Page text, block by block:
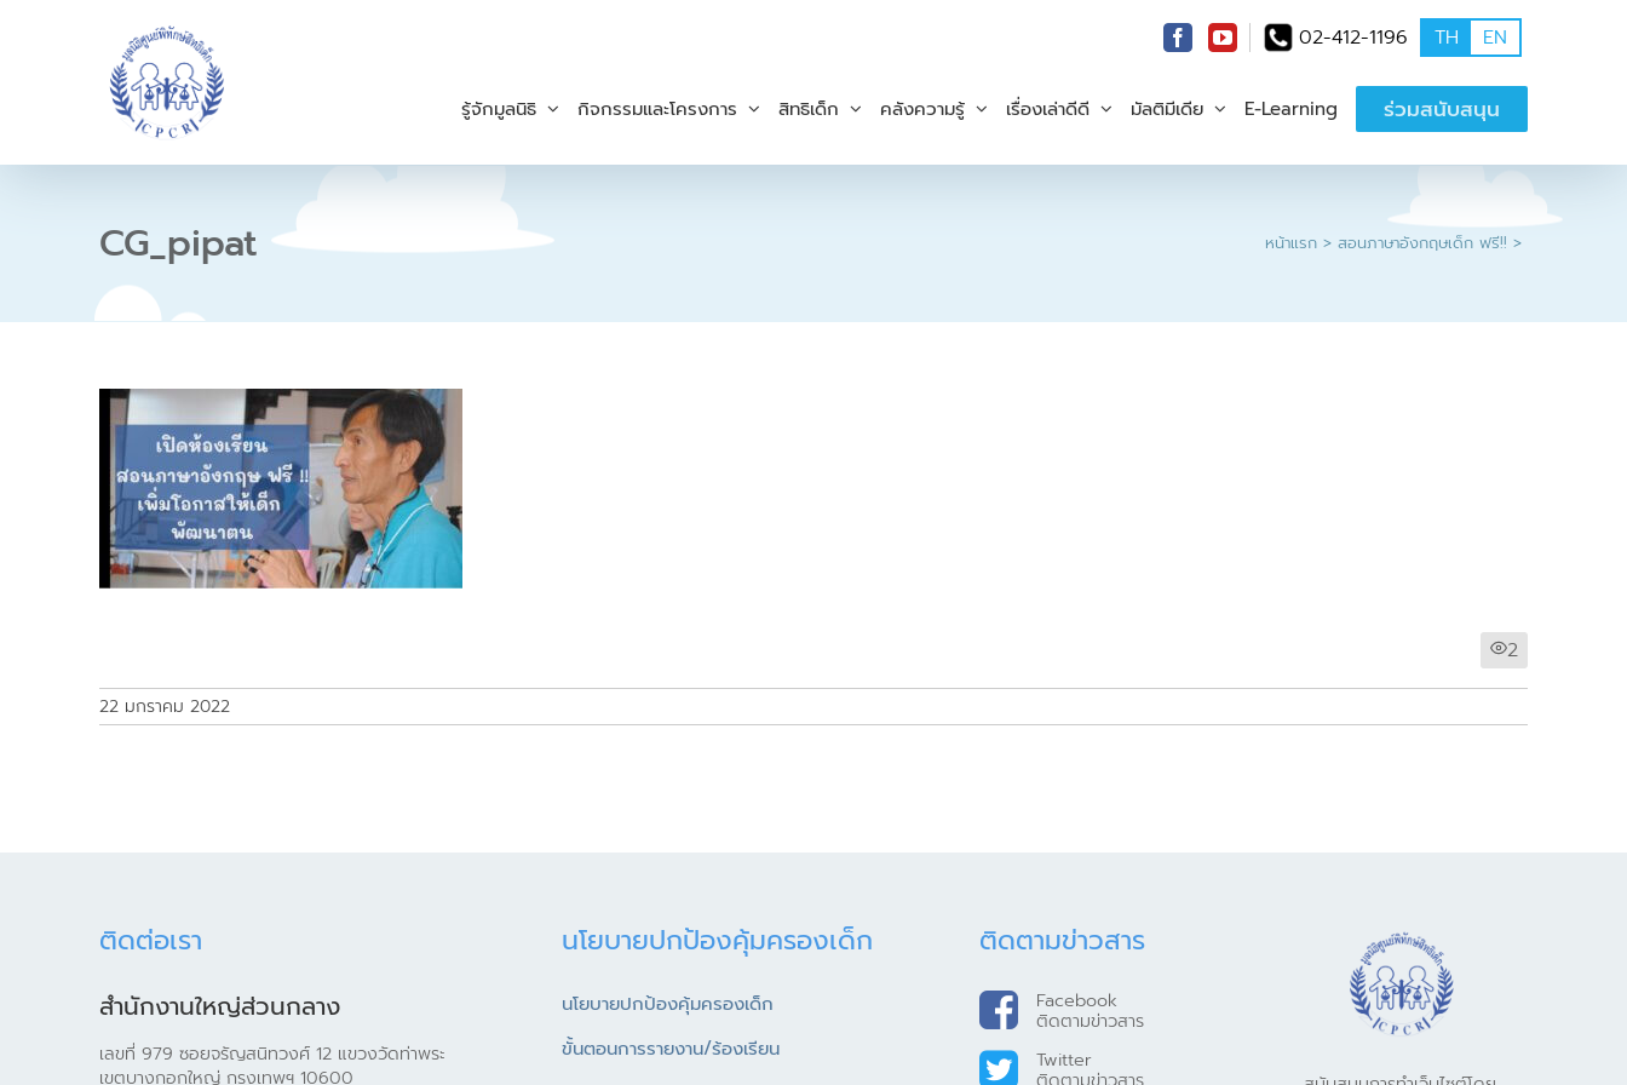
c
t
02-412-1196 TH EN
รู้จักมูลนิธิ กิจกรรมและโครงการ สิทธิเด็ก คลังความรู้ เรื่องเล่าดีดี มัลติมีเดีย E-Learning ร่วมสนับสนุน
CG_pipat หน้าแรก สอนภาษาอังกฤษเด็ก ฟรี!!
2
22 มกราคม 2022
ติดต่อเรา
สำนักงานใหญ่ส่วนกลาง
เลขที่ 979 ซอยจรัญสนิทวงศ์ 12 แขวงวัดท่าพระ
เขตบางกอกใหญ่ กรุงเทพฯ 10600
นโยบายปกป้องคุ้มครองเด็ก
นโยบายปกป้องคุ้มครองเด็ก
ขั้นตอนการรายงาน/ร้องเรียน
ติดตามข่าวสาร
Facebook
ติดตามข่าวสาร
Twitter